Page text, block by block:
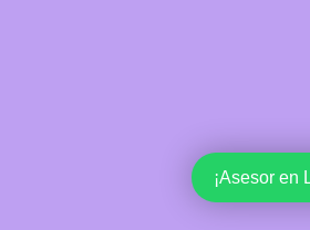
¡Asesor en